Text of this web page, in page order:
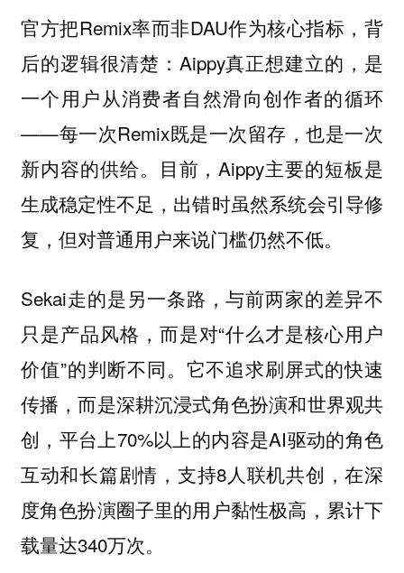
官方把Remix率而非DAU作为核心指标，背
后的逻辑很清楚：Aippy真正想建立的，是
一个用户从消费者自然滑向创作者的循环
——每一次Remix既是一次留存，也是一次
新内容的供给。目前，Aippy主要的短板是
生成稳定性不足，出错时虽然系统会引导修
复，但对普通用户来说门槛仍然不低。
Sekai走的是另一条路，与前两家的差异不
只是产品风格，而是对“什么才是核心用户
价值”的判断不同。它不追求刷屏式的快速
传播，而是深耕沉浸式角色扮演和世界观共
创，平台上70%以上的内容是AI驱动的角色
互动和长篇剧情，支持8人联机共创，在深
度角色扮演圈子里的用户黏性极高，累计下
载量达340万次。